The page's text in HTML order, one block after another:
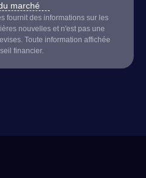
marché
fournit des informations sur les
nouvelles et n'est pas une
Toute information affichée
financier.